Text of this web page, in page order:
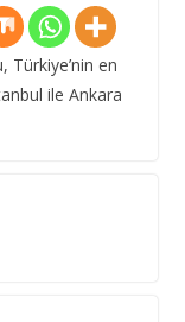
Türkiye’nin en
ile Ankara